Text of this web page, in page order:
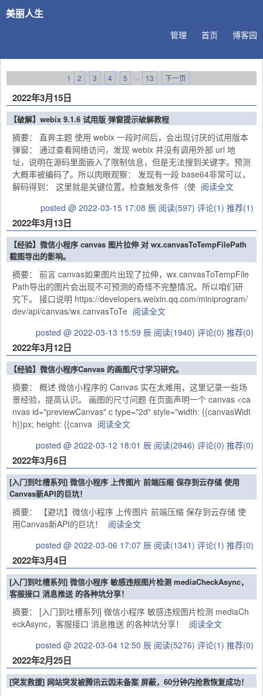
美丽人生
博客园
首页
管理
1 2 3 4 5 ··· 13 下一页
2022年3月15日
【破解】webix 9.1.6 试用版 弹窗提示破解教程
摘要： 直奔主题 使用 webix 一段时间后，会出现讨厌的试用版本
弹窗： 通过查看网络访问，发现 webix 并没有调用外部 url 地
址，说明在源码里面嵌入了限制信息，但是无法搜到关键字。预测
大概率被编码了。所以肉眼观察： 发现有一段 base64非常可以，
解码得到： 这里就是关键位置。检查触发条件（使 阅读全文
posted @ 2022-03-15 17:08 辰 阅读(597) 评论(1) 推荐(1)
2022年3月13日
【经验】微信小程序 canvas 图片拉伸 对 wx.canvasToTempFilePath
截图导出的影响。
摘要： 前言 canvas如果图片出现了拉伸，wx.canvasToTempFile
Path导出的图片会出现不可预测的奇怪不完整情况。所以咱们研
究下。 接口说明 https://developers.weixin.qq.com/miniprogram/
dev/api/canvas/wx.canvasToTe 阅读全文
posted @ 2022-03-13 15:59 辰 阅读(1940) 评论(0) 推荐(0)
2022年3月12日
【经验】微信小程序Canvas 的画图尺寸学习研究。
摘要： 概述 微信小程序的 Canvas 实在太难用，这里记录一些场
景经验，提高认识。 画图的尺寸问题 在页面声明一个 canvas <ca
nvas id="previewCanvas" c type="2d" style="width: {{canvasWidt
h}}px; height: {{canva 阅读全文
posted @ 2022-03-12 18:01 辰 阅读(2946) 评论(0) 推荐(0)
2022年3月6日
[入门到吐槽系列] 微信小程序 上传图片 前端压缩 保存到云存储 使用
Canvas新API的巨坑！
摘要： 【避坑】微信小程序 上传图片 前端压缩 保存到云存储 使
用Canvas新API的巨坑！
阅读全文
posted @ 2022-03-06 17:07 辰 阅读(1341) 评论(1) 推荐(0)
2022年3月4日
[入门到吐槽系列] 微信小程序 敏感违规图片检测 mediaCheckAsync，
客服接口 消息推送 的各种坑分享！
摘要： [入门到吐槽系列] 微信小程序 敏感违规图片检测 mediaCh
eckAsync，客服接口 消息推送 的各种坑分享！
阅读全文
posted @ 2022-03-04 12:50 辰 阅读(5276) 评论(1) 推荐(0)
2022年2月25日
[突发救援] 网站突发被腾讯云因未备案 屏蔽，60分钟内抢救恢复成功！